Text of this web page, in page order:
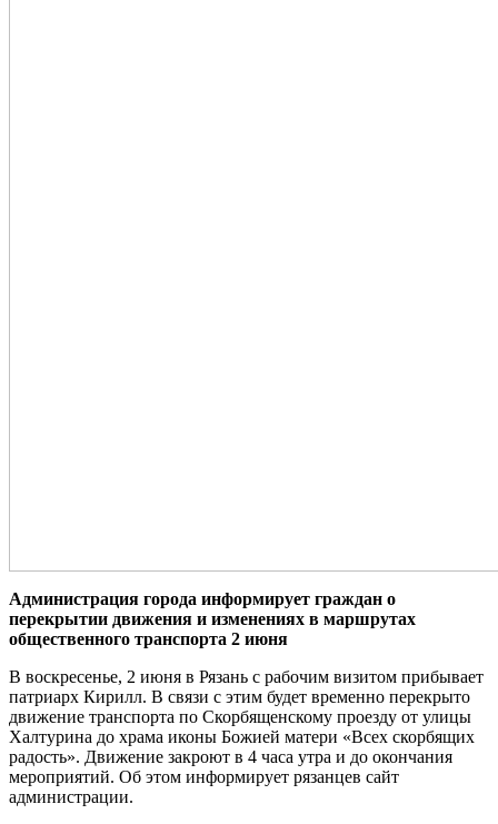
Администрация города информирует граждан о
перекрытии движения и изменениях в маршрутах
общественного транспорта 2 июня
В воскресенье, 2 июня в Рязань с рабочим визитом прибывает
патриарх Кирилл. В связи с этим будет временно перекрыто
движение транспорта по Скорбященскому проезду от улицы
Халтурина до храма иконы Божией матери «Всех скорбящих
радость». Движение закроют в 4 часа утра и до окончания
мероприятий. Об этом информирует рязанцев сайт
администрации.